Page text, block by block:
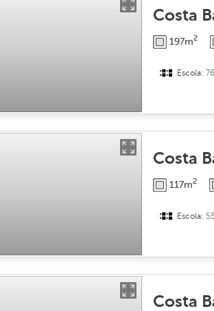
Costa
197m2
Escola:
Costa
117m2
Escola:
Costa